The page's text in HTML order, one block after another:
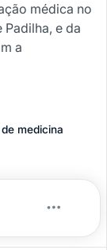
médica no
Padilha, e da
a
medicina